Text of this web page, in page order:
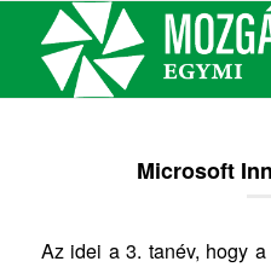
Microsoft
Az idei a 3. tanév, hogy